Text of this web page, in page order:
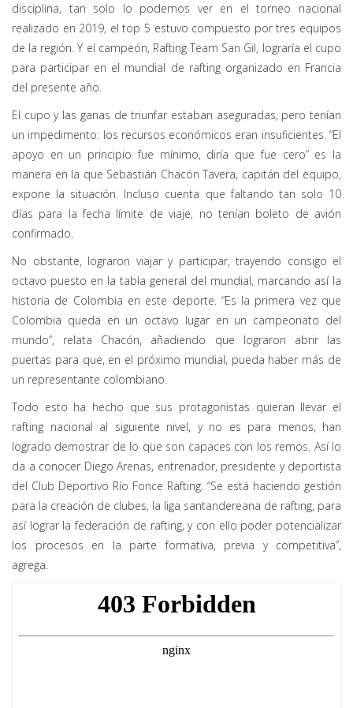
disciplina, tan solo lo podemos ver en el torneo nacional
realizado en 2019, el top 5 estuvo compuesto por tres equipos
de la región. Y el campeón, Rafting Team San Gil, lograría el cupo
para participar en el mundial de rafting organizado en Francia
del presente año.
El cupo y las ganas de triunfar estaban aseguradas, pero tenían
un impedimento: los recursos económicos eran insuficientes. “El
apoyo en un principio fue mínimo, diría que fue cero” es la
manera en la que Sebastián Chacón Tavera, capitán del equipo,
expone la situación. Incluso cuenta que faltando tan solo 10
días para la fecha límite de viaje, no tenían boleto de avión
confirmado.
No obstante, lograron viajar y participar, trayendo consigo el
octavo puesto en la tabla general del mundial, marcando así la
historia de Colombia en este deporte. “Es la primera vez que
Colombia queda en un octavo lugar en un campeonato del
mundo”, relata Chacón, añadiendo que lograron abrir las
puertas para que, en el próximo mundial, pueda haber más de
un representante colombiano.
Todo esto ha hecho que sus protagonistas quieran llevar el
rafting nacional al siguiente nivel, y no es para menos, han
logrado demostrar de lo que son capaces con los remos. Así lo
da a conocer Diego Arenas, entrenador, presidente y deportista
del Club Deportivo Río Fonce Rafting. “Se está haciendo gestión
para la creación de clubes, la liga santandereana de rafting, para
así lograr la federación de rafting, y con ello poder potencializar
los procesos en la parte formativa, previa y competitiva”,
agrega.